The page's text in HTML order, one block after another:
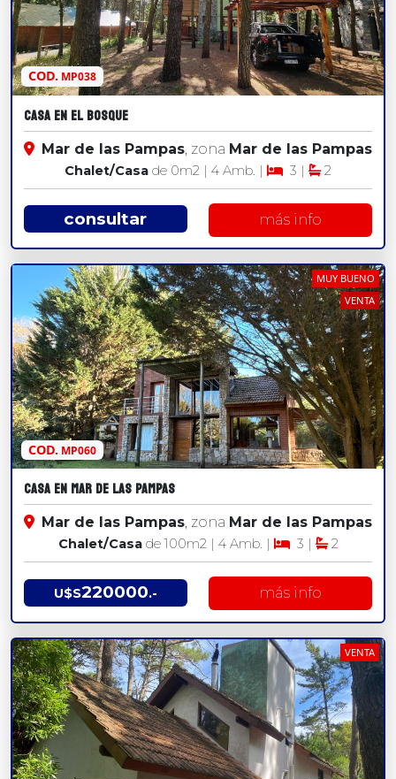
COD.MP038
CASA EN EL BOSQUE
Mar de las Pampas , zona Mar de las Pampas
Chalet/Casa de 0m2 | 4 Amb. | 3 | 2
consultar más info
COD.MP060
MUY BUENO
VENTA
CASA EN MAR DE LAS PAMPAS
Mar de las Pampas, zona Mar de las Pampas
Chalet/Casade 100m2| 4 Amb. | 3 | 2
U$S220000.- más info
VENTA